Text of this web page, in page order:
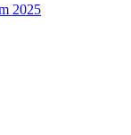
2025